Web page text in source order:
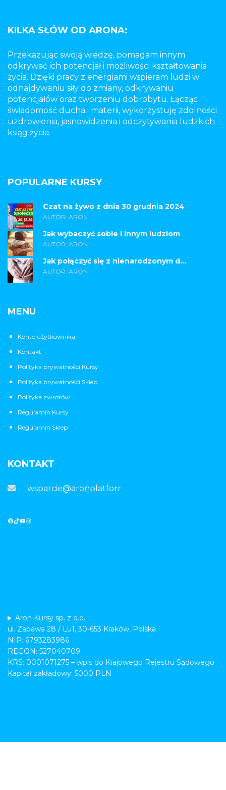
KILKA SŁÓW OD ARONA:
Przekazując swoją wiedzę, pomagam innym
odkrywać ich potencjał i możliwości kształtowania
życia. Dzięki pracy z energiami wspieram ludzi w
odnajdywaniu siły do zmiany, odkrywaniu
potencjałów oraz tworzeniu dobrobytu. Łącząc
świadomość ducha i materii, wykorzystuję zdolności
uzdrowienia, jasnowidzenia i odczytywania ludzkich
ksiąg życia.
POPULARNE KURSY
Czat na żywo z dnia 30 grudnia 2024
AUTOR: ARON
Jak wybaczyć sobie i innym ludziom
AUTOR: ARON
Jak połączyć się z nienarodzonym d...
AUTOR: ARON
MENU
Konto użytkownika
Kontakt
Polityka prywatności Kursy
Polityka prywatności Sklep
Polityka zwrotów
Regulamin Kursy
Regulamin Sklep
KONTAKT
wsparcie@aronplatforma.pl
Aron Kursy sp. z o.o.
ul. Zabawa 28 / Lu1, 30-653 Kraków, Polska
NIP: 6793283986
REGON: 527040709
KRS: 0001071275 – wpis do Krajowego Rejestru Sądowego
Kapitał zakładowy: 5000 PLN